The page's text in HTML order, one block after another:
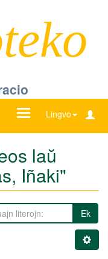
Lingvo
Ŝanĝu
laŭ
Iñaki"
Ek